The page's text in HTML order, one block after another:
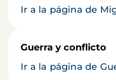
Ir a la página de
Guerra y conflicto
Ir a la página de